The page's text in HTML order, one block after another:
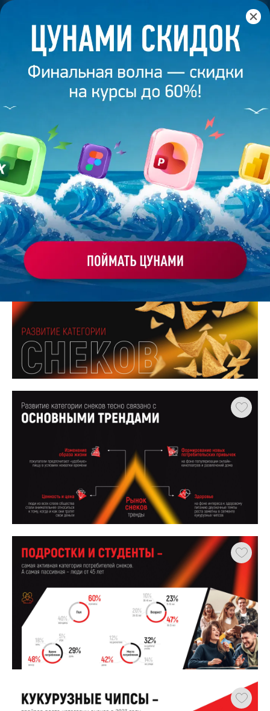
Главная /Банк слайдов / Презентация 165 – Татьяна
ПРЕЗЕНТАЦИЯ 165 - ТАТЬЯНА
ПУСТОВАЛОВА
Моё избранное
Работа
студента
ХОЧУ ЗАКАЗАТЬ ТАКУЮ ПРЕЗЕНТАЦИЮ